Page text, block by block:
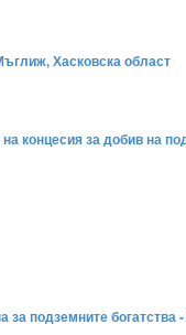
Хасковска област
концесия за добив на
за подземните